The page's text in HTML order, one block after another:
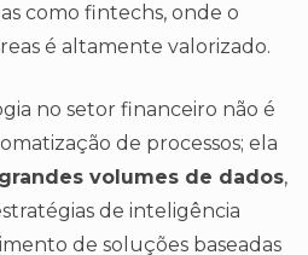
como fintechs, onde o
é altamente valorizado.
no setor financeiro não é
de processos; ela
volumes de dados,
de inteligência
de soluções baseadas